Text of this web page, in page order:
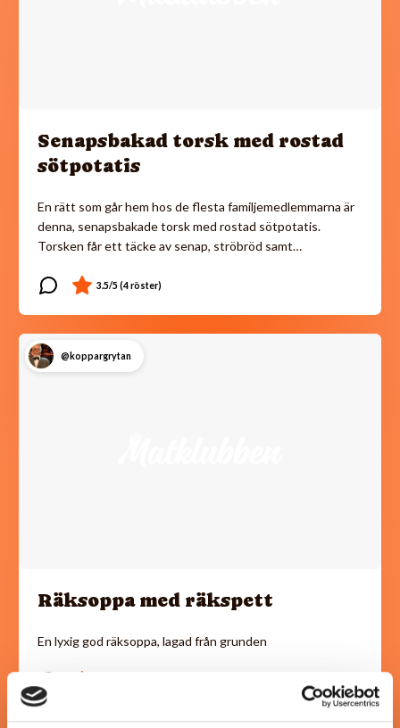
Senapsbakad torsk med rostad
sötpotatis
En rätt som går hem hos de flesta familjemedlemmarna är
denna, senapsbakade torsk med rostad sötpotatis.
Torsken får ett täcke av senap, ströbröd samt…
@koppargrytan
Räksoppa med räkspett
En lyxig god räksoppa, lagad från grunden